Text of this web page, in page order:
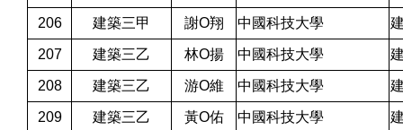
206 建築三甲 謝O翔 中國科技大學
207 建築三乙 林O揚 中國科技大學
208 建築三乙 游O維 中國科技大學
209 建築三乙 黃O佑 中國科技大學